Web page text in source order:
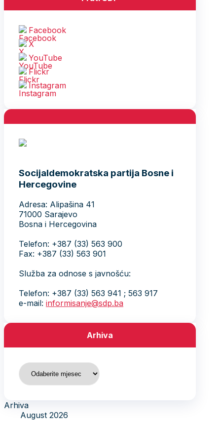
Facebook
X
YouTube
Flickr
Instagram
Socijaldemokratska partija Bosne i
Hercegovine
Adresa: Alipašina 41
71000 Sarajevo
Bosna i Hercegovina
Telefon: +387 (33) 563 900
Fax: +387 (33) 563 901
Služba za odnose s javnošću:
Telefon: +387 (33) 563 941 ; 563 917
e-mail: informisanje@sdp.ba
Arhiva
Arhiva
Arhiva
August 2026